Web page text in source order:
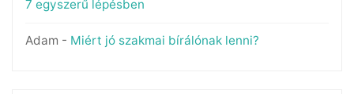
7 egyszerű lépésben
Adam - Miért jó szakmai bírálónak lenni?